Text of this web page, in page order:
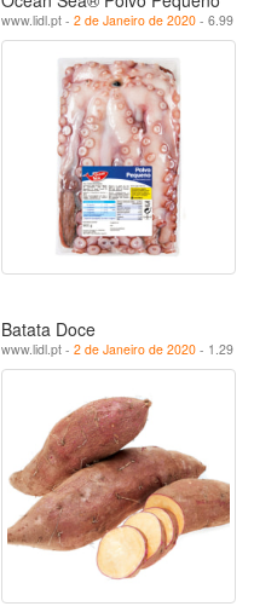
www.lidl.pt - 2 de Janeiro de 2020 - 6.99
Batata Doce
www.lidl.pt - 2 de Janeiro de 2020 - 1.29